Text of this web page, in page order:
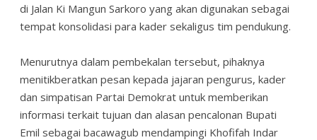
di Jalan Ki Mangun Sarkoro yang akan digunakan sebagai
tempat konsolidasi para kader sekaligus tim pendukung.
Menurutnya dalam pembekalan tersebut, pihaknya
menitikberatkan pesan kepada jajaran pengurus, kader
dan simpatisan Partai Demokrat untuk memberikan
informasi terkait tujuan dan alasan pencalonan Bupati
Emil sebagai bacawagub mendampingi Khofifah Indar